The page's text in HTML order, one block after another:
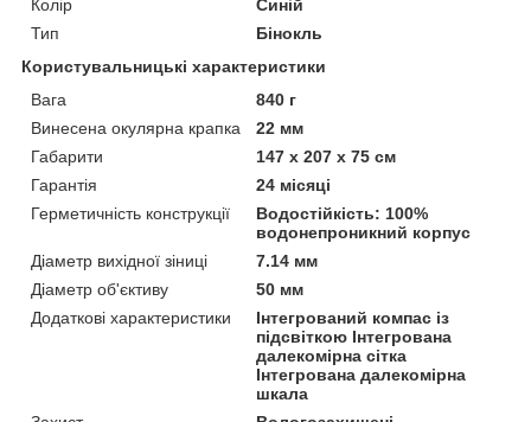
Колір
Синій
Тип
Бінокль
Користувальницькі характеристики
Вага
840 г
Винесена окулярна крапка
22 мм
Габарити
147 x 207 x 75 см
Гарантія
24 місяці
Герметичність конструкції
Водостійкість: 100%
водонепроникний корпус
Діаметр вихідної зіниці
7.14 мм
Діаметр об'єктиву
50 мм
Додаткові характеристики
Інтегрований компас із
підсвіткою Інтегрована
далекомірна сітка
Інтегрована далекомірна
шкала